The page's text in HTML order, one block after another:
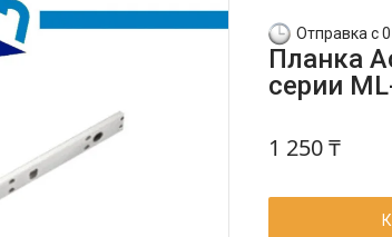
Отправка с
Планка
серии
1 250 ₸